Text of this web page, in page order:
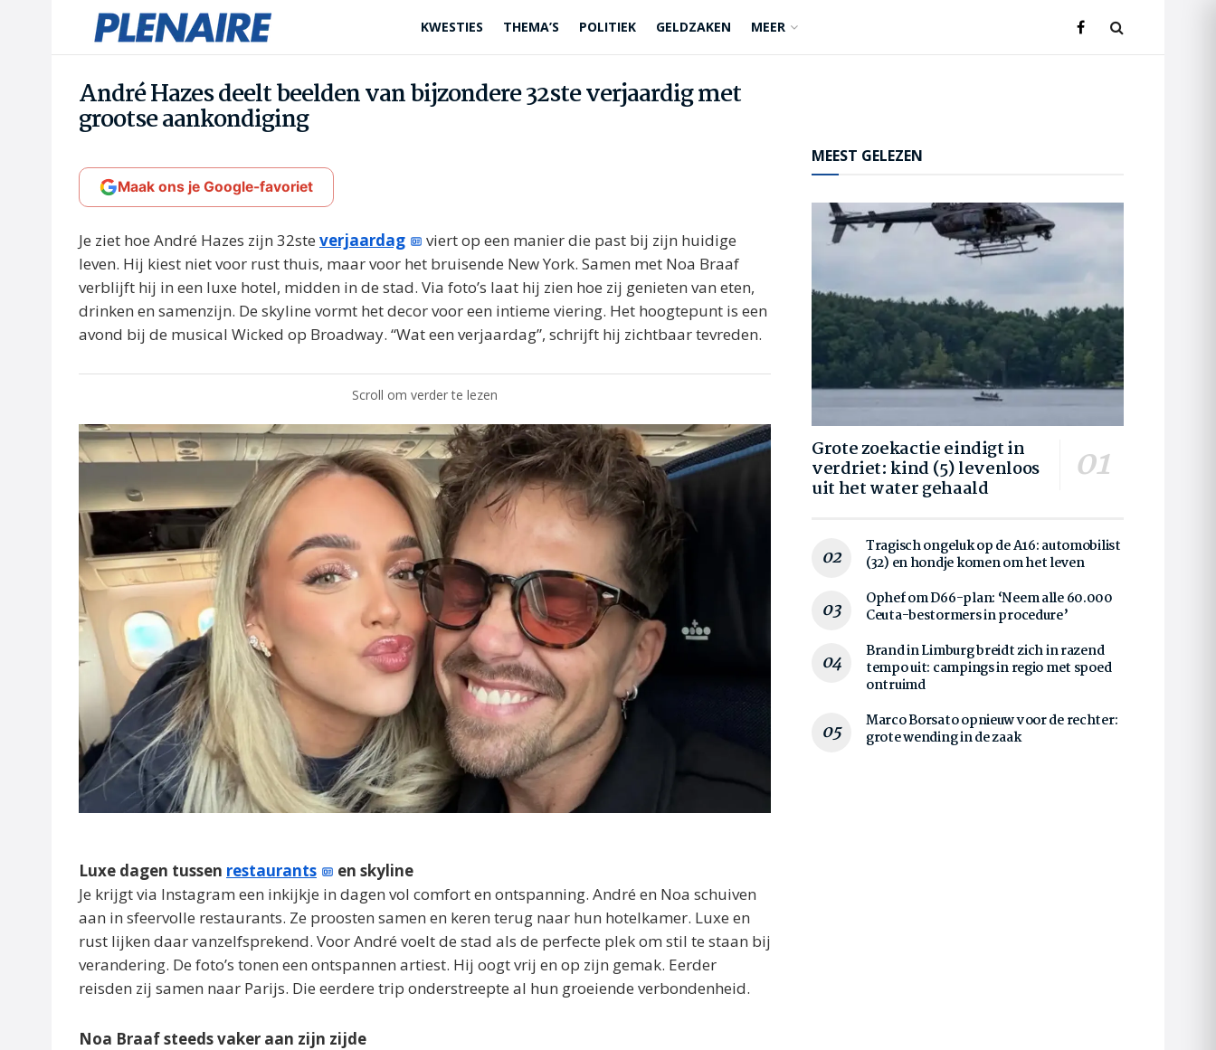
KWESTIES THEMA’S POLITIEK GELDZAKEN MEER
André Hazes deelt beelden van bijzondere 32ste verjaardig met
grootse aankondiging
Maak ons je Google-favoriet
Je ziet hoe André Hazes zijn 32ste verjaardag
viert op een manier die past bij zijn huidige
leven. Hij kiest niet voor rust thuis, maar voor het bruisende New York. Samen met Noa Braaf
verblijft hij in een luxe hotel, midden in de stad. Via foto’s laat hij zien hoe zij genieten van eten,
drinken en samenzijn. De skyline vormt het decor voor een intieme viering. Het hoogtepunt is een
avond bij de musical Wicked op Broadway. “Wat een verjaardag”, schrijft hij zichtbaar tevreden.
Scroll om verder te lezen
Luxe dagen tussen restaurants
en skyline
Je krijgt via Instagram een inkijkje in dagen vol comfort en ontspanning. André en Noa schuiven
aan in sfeervolle restaurants. Ze proosten samen en keren terug naar hun hotelkamer. Luxe en
rust lijken daar vanzelfsprekend. Voor André voelt de stad als de perfecte plek om stil te staan bij
verandering. De foto’s tonen een ontspannen artiest. Hij oogt vrij en op zijn gemak. Eerder
reisden zij samen naar Parijs. Die eerdere trip onderstreepte al hun groeiende verbondenheid.
Noa Braaf steeds vaker aan zijn zijde
MEEST GELEZEN
Grote zoekactie eindigt in
verdriet: kind (5) levenloos
uit het water gehaald
Tragisch ongeluk op de A16: automobilist
(32) en hondje komen om het leven
Ophef om D66-plan: ‘Neem alle 60.000
Ceuta-bestormers in procedure’
Brand in Limburg breidt zich in razend
tempo uit: campings in regio met spoed
ontruimd
Marco Borsato opnieuw voor de rechter:
grote wending in de zaak